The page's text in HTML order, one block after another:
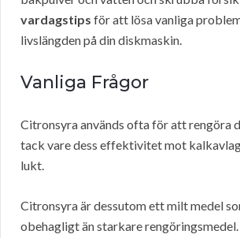
vardagstips för att lösa vanliga
livslängden på din diskmaskin.
Vanliga Frågor
Citronsyra används ofta för att rengöra
tack vare dess effektivitet mot
lukt.
Citronsyra är dessutom ett milt medel
obehagligt än starkare rengöringsmedel.